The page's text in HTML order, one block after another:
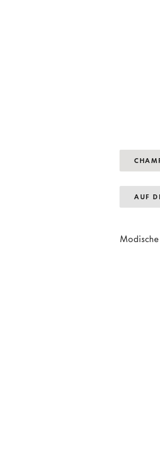
AUF